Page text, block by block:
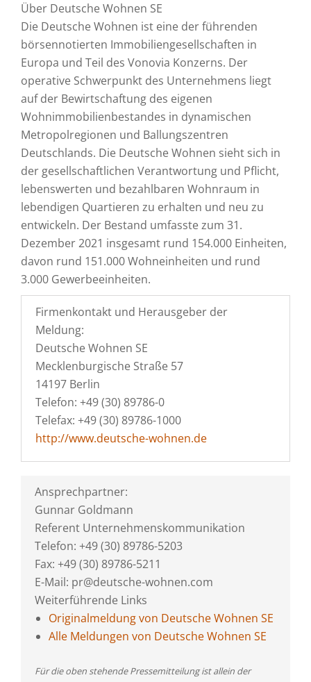
Über Deutsche Wohnen SE
Die Deutsche Wohnen ist eine der führenden
börsennotierten Immobiliengesellschaften in
Europa und Teil des Vonovia Konzerns. Der
operative Schwerpunkt des Unternehmens liegt
auf der Bewirtschaftung des eigenen
Wohnimmobilienbestandes in dynamischen
Metropolregionen und Ballungszentren
Deutschlands. Die Deutsche Wohnen sieht sich in
der gesellschaftlichen Verantwortung und Pflicht,
lebenswerten und bezahlbaren Wohnraum in
lebendigen Quartieren zu erhalten und neu zu
entwickeln. Der Bestand umfasste zum 31.
Dezember 2021 insgesamt rund 154.000 Einheiten,
davon rund 151.000 Wohneinheiten und rund
3.000 Gewerbeeinheiten.
Firmenkontakt und Herausgeber der
Meldung:
Deutsche Wohnen SE
Mecklenburgische Straße 57
14197 Berlin
Telefon: +49 (30) 89786-0
Telefax: +49 (30) 89786-1000
http://www.deutsche-wohnen.de
Ansprechpartner:
Gunnar Goldmann
Referent Unternehmenskommunikation
Telefon: +49 (30) 89786-5203
Fax: +49 (30) 89786-5211
E-Mail: pr@deutsche-wohnen.com
Weiterführende Links
Originalmeldung von Deutsche Wohnen SE
Alle Meldungen von Deutsche Wohnen SE
Für die oben stehende Pressemitteilung ist allein der